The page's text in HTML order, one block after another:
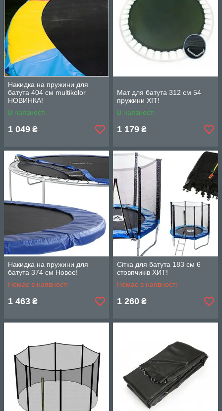
Накидка на пружини для
батута 404 см multikolor
НОВИНКА!
В наявності
1 049 ₴
Мат для батута 312 см 54
пружини ХІТ!
В наявності
1 179 ₴
Накидка на пружини для
батута 374 см Новое!
Немає в наявності
1 463 ₴
Сітка для батута 183 см 6
стовпчиків ХИТ!
Немає в наявності
1 260 ₴